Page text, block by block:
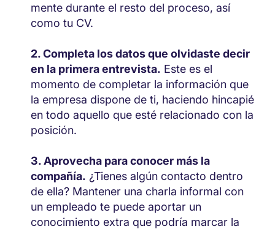
mente durante el resto del proceso, así
como tu CV.
Completa los datos que olvidaste decir
en la primera entrevista. Este es el
momento de completar la información que
la empresa dispone de ti, haciendo hincapié
en todo aquello que esté relacionado con la
posición.
Aprovecha para conocer más la
compañía. ¿Tienes algún contacto dentro
de ella? Mantener una charla informal con
un empleado te puede aportar un
conocimiento extra que podría marcar la